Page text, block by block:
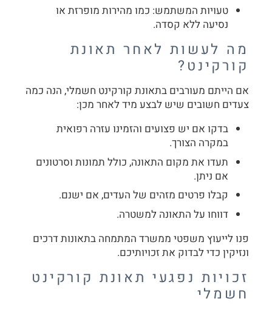
טעויות המשתמש: כמו מהירות מופרזת או
נסיעה ללא קסדה.
מה לעשות לאחר תאונת
קורקינט?
אם הייתם מעורבים בתאונת קורקינט חשמלי, הנה כמה
צעדים חשובים שיש לבצע מיד לאחר מכן:
בדקו אם יש פצועים והזמינו עזרה רפואית
במקרה הצורך.
תעדו את מקום התאונה, כולל תמונות וסרטונים
אם ניתן.
קבלו פרטים מזהים של העדים, אם ישנם.
דווחו על התאונה למשטרה.
פנו לייעוץ משפטי ממשרד המתמחה בתאונות דרכים
ונזיקין כדי לבדוק את זכויותיכם.
זכויות נפגעי תאונת קורקינט
חשמלי